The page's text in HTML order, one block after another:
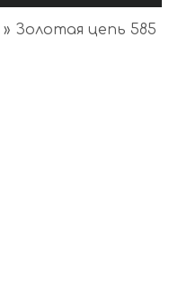
» Золотая цепь 585